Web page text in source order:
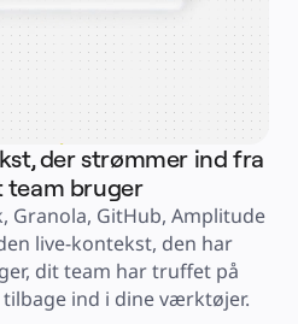
og biovidenskab
drift
arbejdsmåder
og servicedesign
der strømmer ind fra
team bruger
Granola, GitHub, Amplitude
live-kontekst, den har
dit team har truffet på
ind i dine værktøjer.